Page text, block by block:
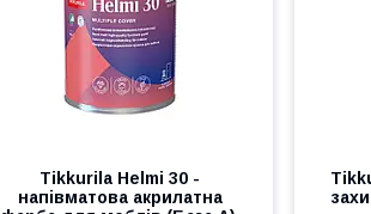
Tikkurila Helmi 30 -
напівматова акрилатна